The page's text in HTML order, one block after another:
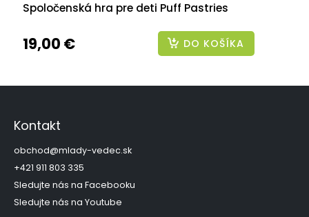
Spoločenská hra pre deti Puff Pastries
19,00 € DO KOŠÍKA
Z
Kontakt
obchod@mlady-vedec.sk
+421 911 803 335
Sledujte nás na Facebooku
Sledujte nás na Youtube